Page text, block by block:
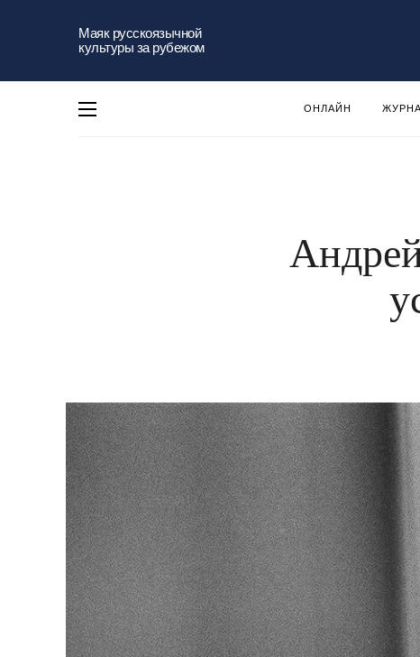
Маяк русскоязычной
культуры за рубежом
ОНЛАЙН